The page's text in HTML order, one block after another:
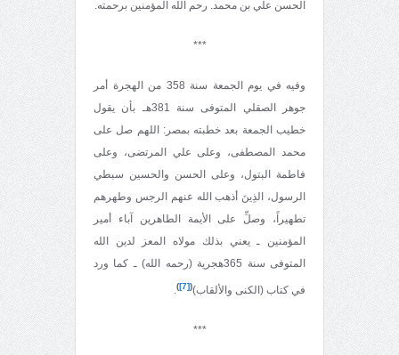
الحسن علي بن محمد. رحم الله المؤمنين برحمته.
***
وفيه في يوم الجمعة سنة 358 من الهجرة أمر
جوهر الصقلي المتوفى سنة 381هـ بأن يقول
خطيب الجمعة بعد خطبته بمصر: اللهم صل على
محمد المصطفى، وعلى علي المرتضى، وعلى
فاطمة البتول، وعلى الحسن والحسين سبطي
الرسول، الذِينَ أذهب الله عنهم الرجس وطهرهم
تطهيراً، وصلِّ على الأيمة الطاهرين آباء أمير
المؤمنين ـ يعني بذلك مولاه المعز لدين الله
المتوفى سنة 365هجرية (رحمه الله) ـ كما ورد
في كتاب (الكنى والألقاب)(
[7]
)
.
***